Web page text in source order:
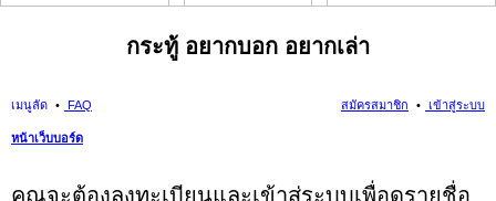
กระทู้ อยากบอก อยากเล่า
เมนูลัด FAQ เข้าสู่ระบบ
สมัครสมาชิก
หน้าเว็บบอร์ด
คุณจะต้องลงทะเบียนและเข้าสู่ระบบเพื่อดูรายชื่อ